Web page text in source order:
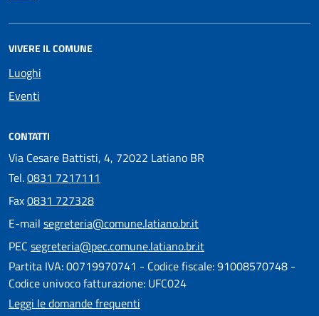
VIVERE IL COMUNE
Luoghi
Eventi
CONTATTI
Via Cesare Battisti, 4, 72022 Latiano BR
Tel.0831 7217111
Fax0831 727328
E-mail segreteria@comune.latiano.br.it
PEC segreteria@pec.comune.latiano.br.it
Partita IVA: 00719970741 - Codice fiscale: 91008570748 -
Codice univoco fatturazione: UFC024
Leggi le domande frequenti